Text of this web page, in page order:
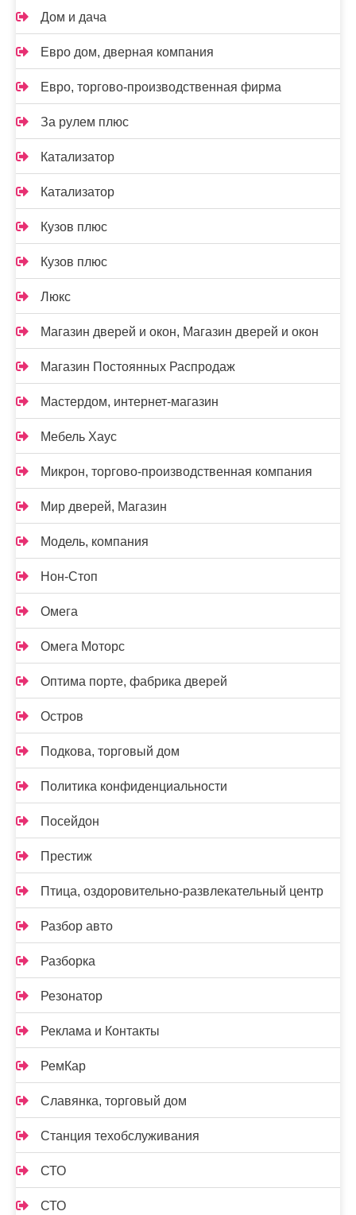
Дом и дача
Евро дом, дверная компания
Евро, торгово-производственная фирма
За рулем плюс
Катализатор
Катализатор
Кузов плюс
Кузов плюс
Люкс
Магазин дверей и окон, Магазин дверей и окон
Магазин Постоянных Распродаж
Мастердом, интернет-магазин
Мебель Хаус
Микрон, торгово-производственная компания
Мир дверей, Магазин
Модель, компания
Нон-Стоп
Омега
Омега Моторс
Оптима порте, фабрика дверей
Остров
Подкова, торговый дом
Политика конфиденциальности
Посейдон
Престиж
Птица, оздоровительно-развлекательный центр
Разбор авто
Разборка
Резонатор
Реклама и Контакты
РемКар
Славянка, торговый дом
Станция техобслуживания
СТО
СТО